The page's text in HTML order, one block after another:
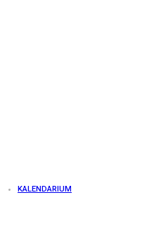
KALENDARIUM